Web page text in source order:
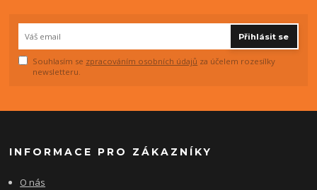
Přihlásit se
Souhlasím se zpracováním osobních údajů za účelem rozesílky
newsletteru.
INFORMACE PRO ZÁKAZNÍKY
O nás